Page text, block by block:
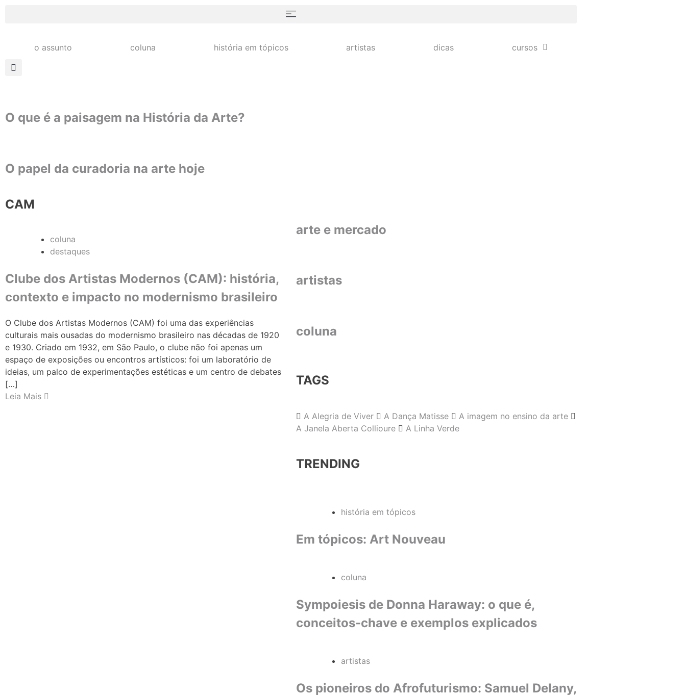
o assunto coluna história em tópicos artistas dicas cursos
O que é a paisagem na História da Arte?
O papel da curadoria na arte hoje
CAM
coluna
destaques
Clube dos Artistas Modernos (CAM): história,
contexto e impacto no modernismo brasileiro
O Clube dos Artistas Modernos (CAM) foi uma das experiências
culturais mais ousadas do modernismo brasileiro nas décadas de 1920
e 1930. Criado em 1932, em São Paulo, o clube não foi apenas um
espaço de exposições ou encontros artísticos: foi um laboratório de
ideias, um palco de experimentações estéticas e um centro de debates
[…]
Leia Mais
arte e mercado
artistas
coluna
TAGS
A Alegria de Viver A Dança Matisse
A imagem no ensino da arte
A Janela Aberta Collioure
A Linha Verde
TRENDING
história em tópicos
Em tópicos: Art Nouveau
coluna
Sympoiesis de Donna Haraway: o que é,
conceitos-chave e exemplos explicados
artistas
Os pioneiros do Afrofuturismo: Samuel Delany,